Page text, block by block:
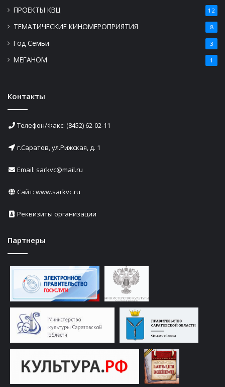
ПРОЕКТЫ КВЦ 12
ТЕМАТИЧЕСКИЕ КИНОМЕРОПРИЯТИЯ 8
Год Семьи 3
МЕГАНОМ 1
Контакты
Телефон/Факс: (8452) 62-02-11
г.Саратов, ул.Рижская, д. 1
Email: sarkvc@mail.ru
Сайт: www.sarkvc.ru
Реквизиты организации
Партнеры